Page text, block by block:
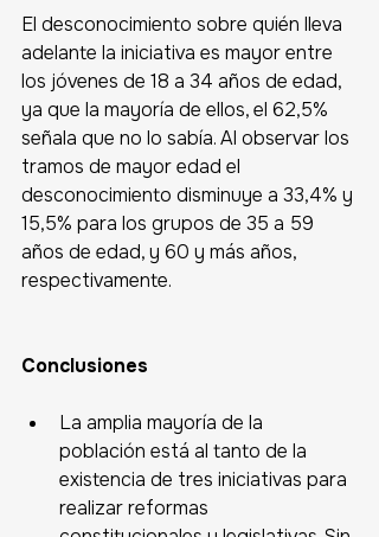
El desconocimiento sobre quién lleva
adelante la iniciativa es mayor entre
los jóvenes de 18 a 34 años de edad,
ya que la mayoría de ellos, el 62,5%
señala que no lo sabía. Al observar los
tramos de mayor edad el
desconocimiento disminuye a 33,4% y
15,5% para los grupos de 35 a 59
años de edad, y 60 y más años,
respectivamente.
Conclusiones
La amplia mayoría de la
población está al tanto de la
existencia de tres iniciativas para
realizar reformas